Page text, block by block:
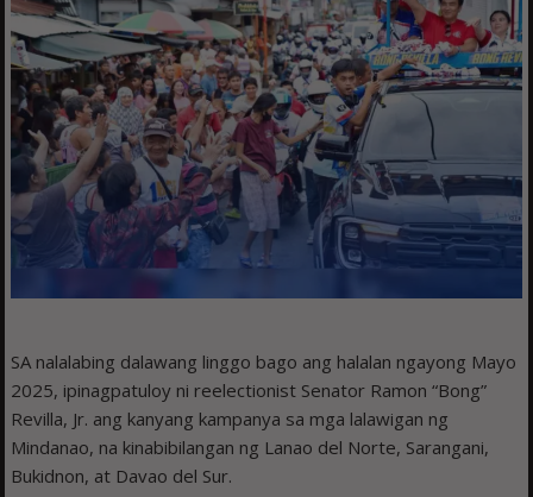
SA nalalabing dalawang linggo bago ang halalan ngayong Mayo
2025, ipinagpatuloy ni reelectionist Senator Ramon “Bong”
Revilla, Jr. ang kanyang kampanya sa mga lalawigan ng
Mindanao, na kinabibilangan ng Lanao del Norte, Sarangani,
Bukidnon, at Davao del Sur.